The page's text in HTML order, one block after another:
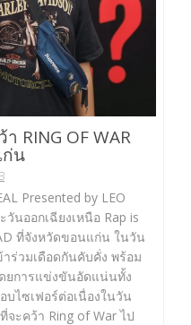
RING OF WAR
ก่น
Presented by LEO
นออกเฉียงเหนือ Rap is
ที่จังหวัดขอนแก่น ในวัน
ร่วมเดือดกันคับคั่ง พร้อม
ยการแข่งขันอัดแน่นทั้ง
บไซเฟอร์ต่อเนื่องในวัน
จะคว้า Ring of War ไป